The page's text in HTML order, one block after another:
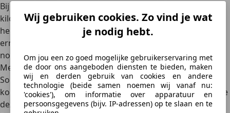
Wij gebruiken cookies. Zo vind je wat
je nodig hebt.
Om jou een zo goed mogelijke gebruikerservaring met
de door ons aangeboden diensten te bieden, maken
wij en derden gebruik van cookies en andere
technologie (beide samen noemen wij vanaf nu:
'cookies'), om informatie over apparatuur en
persoonsgegevens (bijv. IP-adressen) op te slaan en te
Bij een auto van tien jaar oud met een hoog aantal
kilometers ligt dit moeilijker. Toch betekent dit niet dat je
helemaal geen rechten hebt. Heeft de verkoper een
ernstige verborgen gebrek verzwegen? Dan kun je hier
nog steeds aanspraak op maken.
Meningsverschil met verkoper
Soms probeert een verkoper onder de garantie
uit te
komen. Krijg je een ‘pech gehad!’ als antwoord? Dan kun je
deze stappen ondernemen: